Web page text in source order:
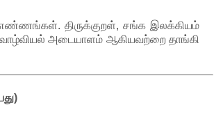
திருக்குறள், சங்க இலக்கியம்
வாழ்வியல் அடையாளம் ஆகியவற்றை தாங்கி